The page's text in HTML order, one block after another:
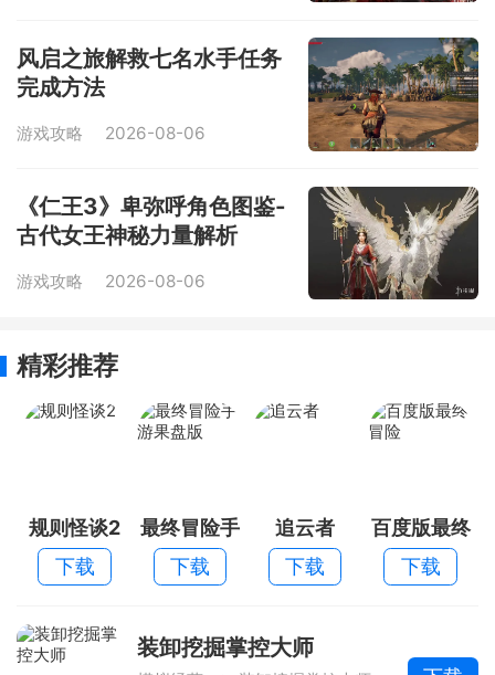
风启之旅解救七名水手任务
完成方法
游戏攻略 2026-08-06
《仁王3》卑弥呼角色图鉴-
古代女王神秘力量解析
游戏攻略 2026-08-06
精彩推荐
规则怪谈2
下载
最终冒险手
游果盘版
下载
追云者
下载
百度版最终
冒险
下载
装卸挖掘掌控大师